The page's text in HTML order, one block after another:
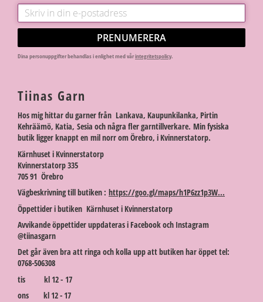
PRENUMERERA
Dina personuppgifter behandlas i enlighet med vårintegritetspolicy.
Tiinas Garn
Hos mig hittar du garner från Lankava, Kaupunkilanka, Pirtin
Kehräämö, Katia, Sesia och några fler garntillverkare. Min fysiska
butik ligger knappt en mil norr om Örebro, i Kvinnerstatorp.
Kärnhuset i Kvinnerstatorp
Kvinnerstatorp 335
705 91 Örebro
Vägbeskrivning till butiken : https://goo.gl/maps/h1P6zz1p3W...
Öppettider i butiken Kärnhuset i Kvinnerstatorp
Avvikande öppettider uppdateras i Facebook och Instagram
@tiinasgarn
Det går även bra att ringa och kolla upp att butiken har öppet tel:
0768-506308
tis kl 12 - 17
ons kl 12 - 17